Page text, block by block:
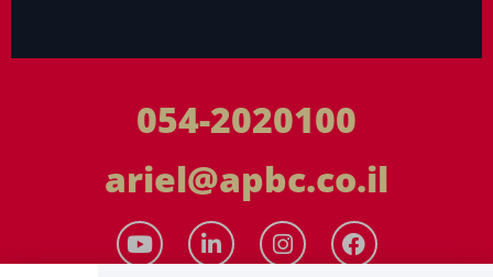
054-2020100
ariel@apbc.co.il